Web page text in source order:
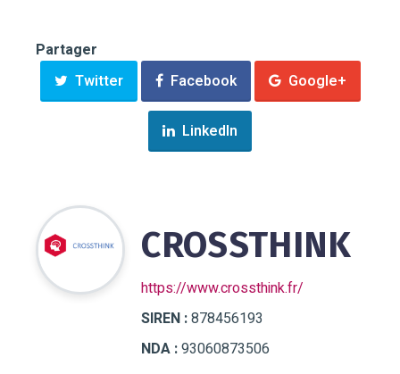
Partager
Twitter
Facebook Google+
LinkedIn
CROSSTHINK
https://www.crossthink.fr/
SIREN :878456193
NDA :93060873506